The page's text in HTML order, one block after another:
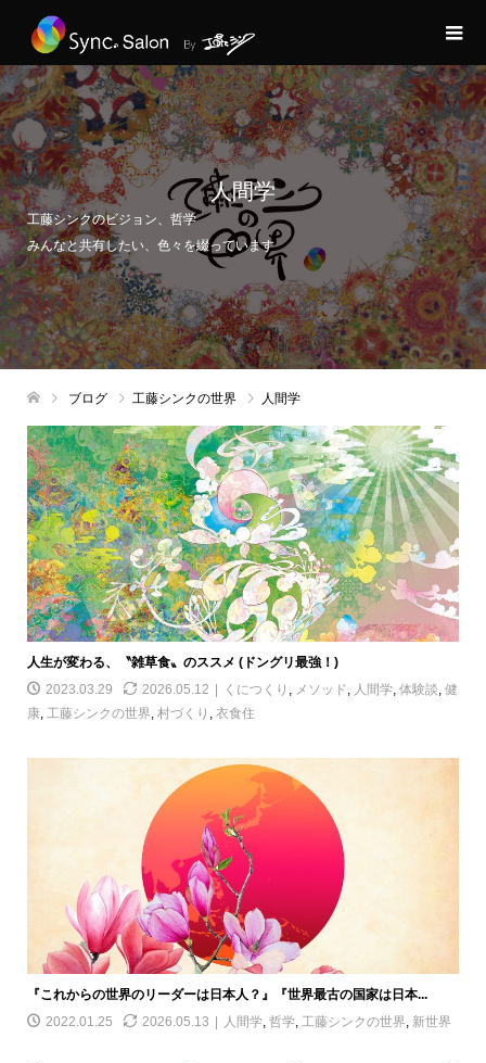
人間学
工藤シンクのビジョン、哲学
みんなと共有したい、色々を綴っています
ブログ 工藤シンクの世界 人間学
人生が変わる、〝雑草食〟のススメ (ドングリ最強！)
2023.03.29
2026.05.12 くにつくり , メソッド , 人間学, 体験談, 健
康, 工藤シンクの世界, 村づくり , 衣食住
『これからの世界のリーダーは日本人？』『世界最古の国家は日本...
2022.01.25
2026.05.13 人間学, 哲学, 工藤シンクの世界, 新世界